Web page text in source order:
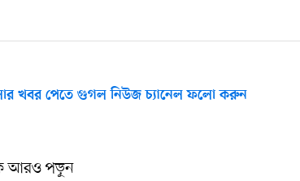
খবর পেতে গুগল নিউজ চ্যানেল ফলো করুন
আরও পড়ুন